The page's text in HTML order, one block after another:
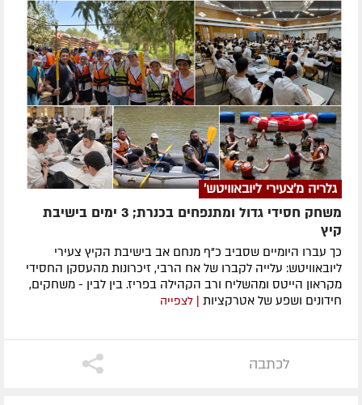
גלריה מ'צעירי ליובאוויטש'
משחק חסידי גדול ומתנפחים בכנרת; 3 ימים בישיבת
קיץ
כך עברו היומיים שסביב כ"ף מנחם אב בישיבת הקיץ צעירי
ליובאוויטש: עלייה לקברו של אח הרבי, זיכרונות מהעסקן החסידי
מקראון הייטס ומהשליח ורב הקהילה בפריז. בין לבין - משחקים,
חידונים ושפע של אטרקציות | לצפייה
לכתבה